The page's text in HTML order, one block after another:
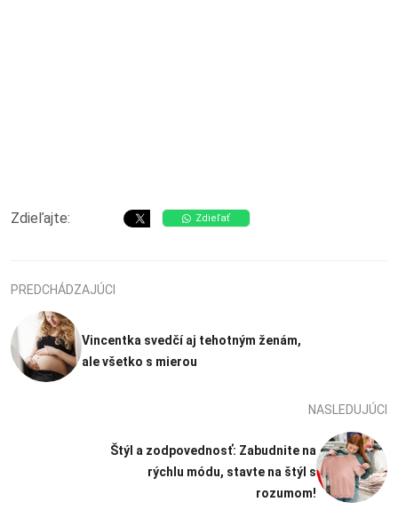
Zdieľajte: Zdieľať
PREDCHÁDZAJÚCI
Vincentka svedčí aj tehotným ženám,
ale všetko s mierou
NASLEDUJÚCI
Štýl a zodpovednosť: Zabudnite na
rýchlu módu, stavte na štýl s
rozumom!